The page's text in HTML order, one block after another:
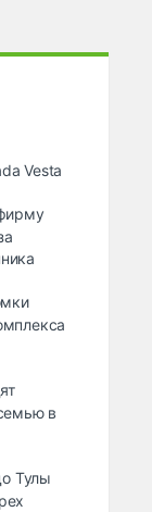
Vesta
в
Тулы